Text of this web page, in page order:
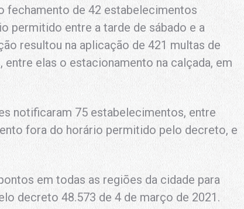
fechamento de 42 estabelecimentos
permitido entre a tarde de sábado e a
resultou na aplicação de 421 multas de
elas o estacionamento na calçada, em
notificaram 75 estabelecimentos, entre
fora do horário permitido pelo decreto, e
em todas as regiões da cidade para
decreto 48.573 de 4 de março de 2021.